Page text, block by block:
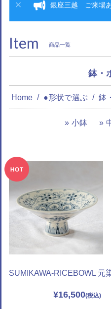
銀座三越 ご来場あ
Item 商品一覧
鉢・
Home ●形状で選ぶ 鉢
小鉢
SUMIKAWA-RICEBOWL 元
¥16,500